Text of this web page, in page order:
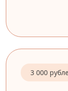
3 000